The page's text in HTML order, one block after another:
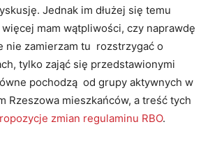
Jednak im dłużej się temu
mam wątpliwości, czy naprawdę
nie zamierzam tu rozstrzygać o
tylko zająć się przedstawionymi
pochodzą od grupy aktywnych w
Rzeszowa mieszkańców, a treść tych
zmian regulaminu RBO.